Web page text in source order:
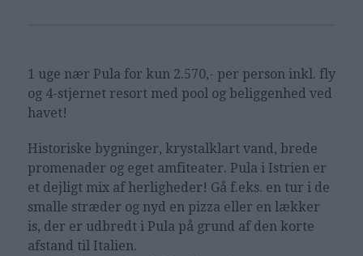
1 uge nær Pula for kun 2.570,- per person inkl. fly
og 4-stjernet resort med pool og beliggenhed ved
havet!
Historiske bygninger, krystalklart vand, brede
promenader og eget amfiteater. Pula i Istrien er
et dejligt mix af herligheder! Gå f.eks. en tur i de
smalle stræder og nyd en pizza eller en lækker
is, der er udbredt i Pula på grund af den korte
afstand til Italien.